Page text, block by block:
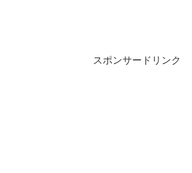
スポンサードリンク